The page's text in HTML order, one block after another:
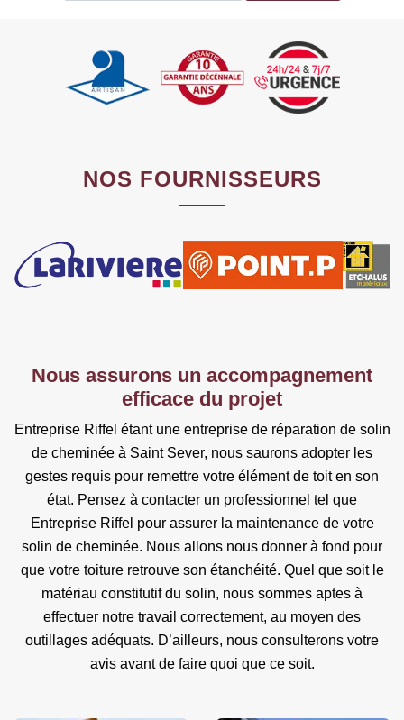
NOS FOURNISSEURS
Nous assurons un accompagnement
efficace du projet
Entreprise Riffel étant une entreprise de réparation de solin
de cheminée à Saint Sever, nous saurons adopter les
gestes requis pour remettre votre élément de toit en son
état. Pensez à contacter un professionnel tel que
Entreprise Riffel pour assurer la maintenance de votre
solin de cheminée. Nous allons nous donner à fond pour
que votre toiture retrouve son étanchéité. Quel que soit le
matériau constitutif du solin, nous sommes aptes à
effectuer notre travail correctement, au moyen des
outillages adéquats. D’ailleurs, nous consulterons votre
avis avant de faire quoi que ce soit.